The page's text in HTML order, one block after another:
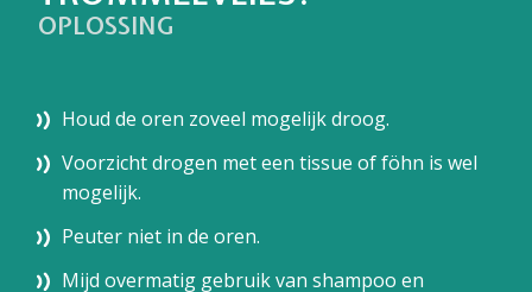
OPLOSSING
Houd de oren zoveel mogelijk droog.
Voorzicht drogen met een tissue of föhn is wel
mogelijk.
Peuter niet in de oren.
Mijd overmatig gebruik van shampoo en